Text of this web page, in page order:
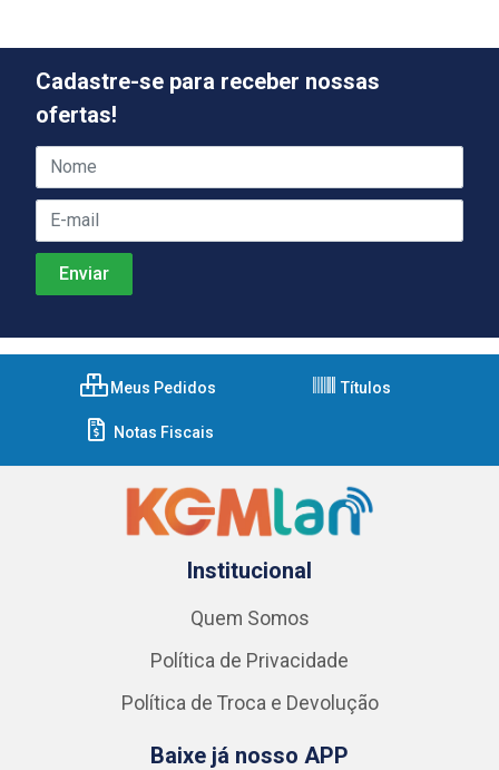
Cadastre-se para receber nossas
ofertas!
Meus Pedidos Títulos
Notas Fiscais
Institucional
Quem Somos
Política de Privacidade
Política de Troca e Devolução
Baixe já nosso APP